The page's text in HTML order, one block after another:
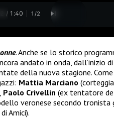
/ 1:40 1 /2
. Anche se lo storico
andato in onda, dall’inizio
della nuova stagione.
Mattia Marciano
Paolo Crivellin (ex tentatore
veronese secondo tronista
Amici).